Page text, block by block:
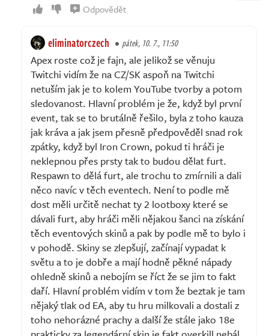
Odpovědět
eliminatorczech pátek, 10. 7., 11:50
Apex roste což je fajn, ale jelikož se věnuju
Twitchi vidím že na CZ/SK aspoň na Twitchi
netuším jak je to kolem YouTube tvorby a potom
sledovanost. Hlavní problém je že, když byl první
event, tak se to brutálně řešilo, byla z toho kauza
jak kráva a jak jsem přesně předpověděl snad rok
zpátky, když byl Iron Crown, pokud ti hráči je
neklepnou přes prsty tak to budou dělat furt.
Respawn to dělá furt, ale trochu to zmírnili a dali
něco navíc v těch eventech. Není to podle mě
dost měli určitě nechat ty 2 lootboxy které se
dávali furt, aby hráči měli nějakou šanci na získání
těch eventových skinů a pak by podle mě to bylo i
v pohodě. Skiny se zlepšují, začínají vypadat k
světu a to je dobře a mají hodně pěkné nápady
ohledně skinů a nebojím se říct že se jim to fakt
daří. Hlavní problém vidím v tom že beztak je tam
nějaký tlak od EA, aby tu hru milkovali a dostali z
toho nehorázné prachy a další že stále jako 18e